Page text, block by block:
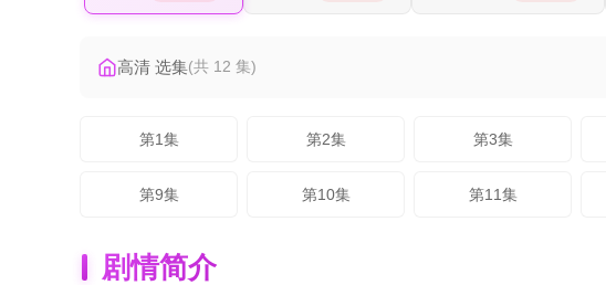
高清 选集(共 12 集)
第1集 第2集 第3集
第9集 第10集 第11集
剧情简介